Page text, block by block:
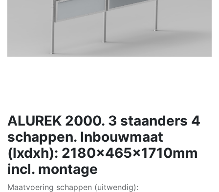
ALUREK 2000. 3 staanders 4
schappen. Inbouwmaat
(lxdxh): 2180x465x1710mm
incl. montage
Maatvoering schappen (uitwendig):